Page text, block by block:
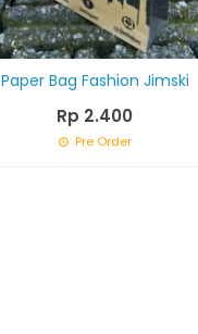
Paper Bag Fashion Jimski
Rp 2.400
Pre Order